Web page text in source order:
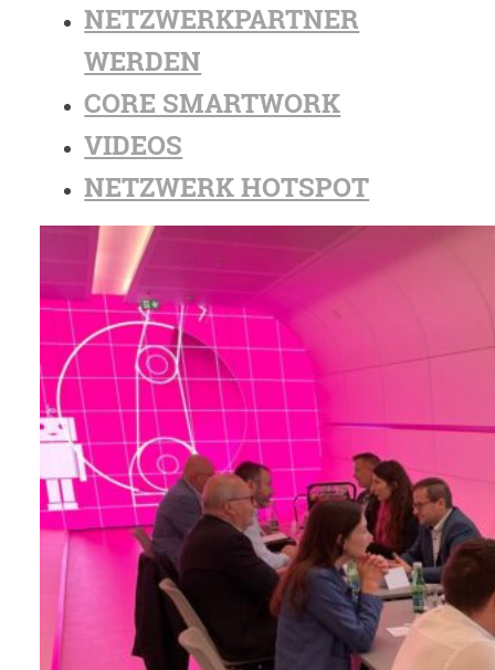
NETZWERKPARTNER
WERDEN
CORE SMARTWORK
VIDEOS
NETZWERK HOTSPOT